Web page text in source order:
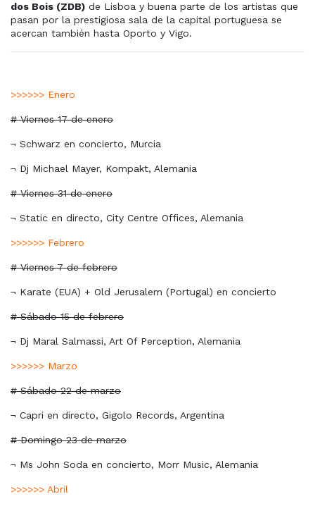
dos Bois (ZDB) de Lisboa y buena parte de los artistas que
pasan por la prestigiosa sala de la capital portuguesa se
acercan también hasta Oporto y Vigo.
>>>>>> Enero
# Viernes 17 de enero
¬ Schwarz en concierto, Murcia
¬ Dj Michael Mayer, Kompakt, Alemania
# Viernes 31 de enero
¬ Static en directo, City Centre Offices, Alemania
>>>>>> Febrero
# Viernes 7 de febrero
¬ Karate (EUA) + Old Jerusalem (Portugal) en concierto
# Sábado 15 de febrero
¬ Dj Maral Salmassi, Art Of Perception, Alemania
>>>>>> Marzo
# Sábado 22 de marzo
¬ Capri en directo, Gigolo Records, Argentina
# Domingo 23 de marzo
¬ Ms John Soda en concierto, Morr Music, Alemania
>>>>>> Abril